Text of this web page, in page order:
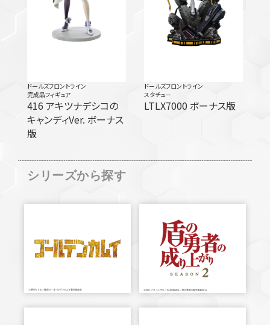
ドールズフロントライン
完成品フィギュア
416 アキツナデシコの
キャンディVer. ボーナス
版
ドールズフロントライン
スタチュー
LTLX7000 ボーナス版
シリーズから探す